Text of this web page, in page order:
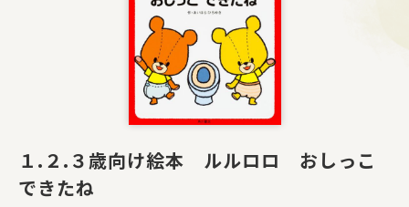
１.２.３歳向け絵本 ルルロロ おしっこ
できたね